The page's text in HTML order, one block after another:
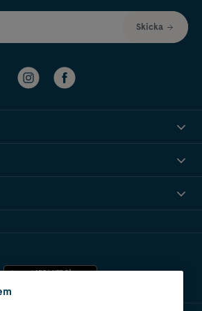
Skicka